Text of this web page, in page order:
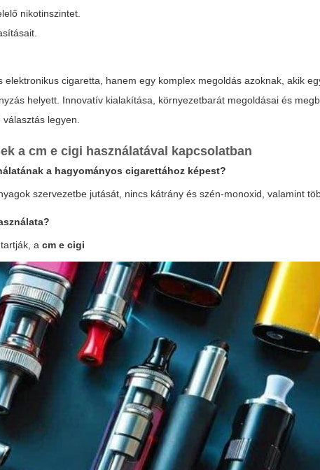
nikotinszintet.
elektronikus cigaretta, hanem egy komplex megoldás azoknak, akik
helyett. Innovatív kialakítása, környezetbarát megoldásai és
legyen.
acm e cigi használatával kapcsolatban
a hagyományos cigarettához képest?
szervezetbe jutását, nincs kátrány és szén-monoxid, valamint
acm e cigi